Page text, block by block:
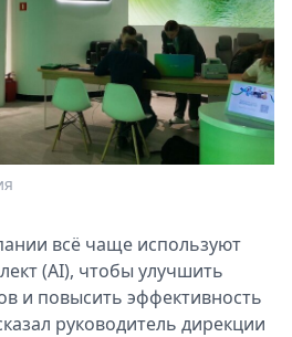
всё чаще используют
(AI), чтобы улучшить
и повысить эффективность
руководитель дирекции